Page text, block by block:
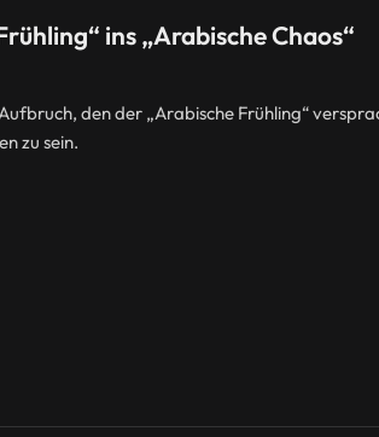
ins „Arabische Chaos“
den der „Arabische Frühling“
zu sein.